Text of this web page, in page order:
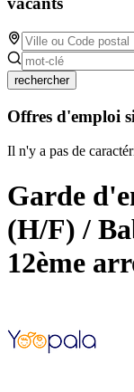
rechercher
Offres d'emploi
Il n'y a pas de
Garde
(H/F) /
12ème